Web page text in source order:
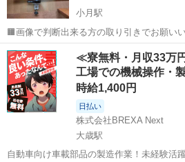
小月駅
🟧画像で判断出来る方の取り引きでお願い
町迄取りに来られる方でお願いいたします
山口 下関市 小月駅 周辺機器
≪寮無料・月収33万
工場での機械操作・
時給1,400円
日払い
株式会社BREXA Next
大歳駅
自動車向け車載部品の製造作業！未経験活